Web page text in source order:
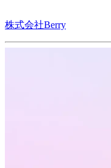
株式会社Berry